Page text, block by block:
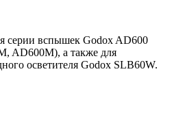
серии вспышек Godox AD600
AD600M), а также для
осветителя Godox SLB60W.